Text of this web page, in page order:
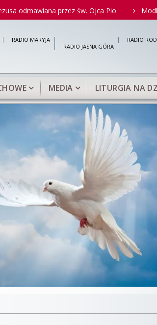
przez św. Ojca Pio Modlitwa do
RADIO MARYJA
RADIO JASNA GÓRA
RADIO
MEDIA LITURGIA NA